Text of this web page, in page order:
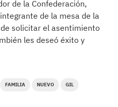
de la Confederación,
de la mesa de la
solicitar el asentimiento
les deseó éxito y
FAMILIA NUEVO GIL